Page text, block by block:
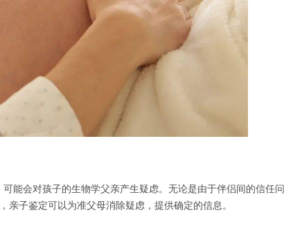
能会对孩子的生物学父亲产生疑虑。无论是由于伴侣间的信任问
子鉴定可以为准父母消除疑虑，提供确定的信息。